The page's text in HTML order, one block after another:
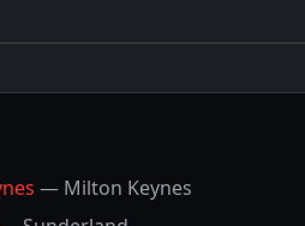
— Milton Keynes